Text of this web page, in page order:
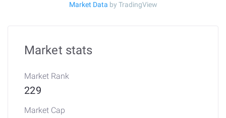
Market Data by TradingView
Market stats
Market Rank
229
Market Cap